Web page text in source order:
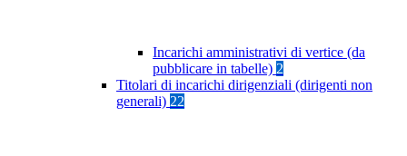
Incarichi amministrativi di vertice (da
pubblicare in tabelle) 2
Titolari di incarichi dirigenziali (dirigenti non
generali) 22